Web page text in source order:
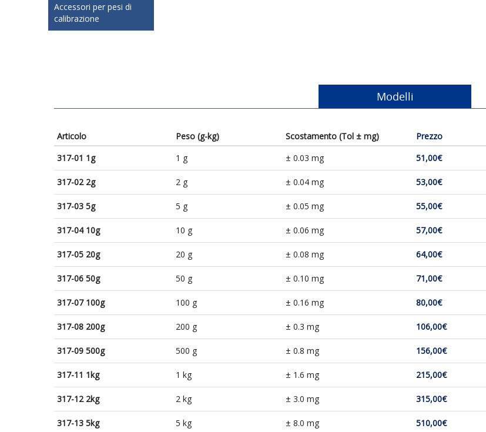
Accessori per pesi di
calibrazione
Modelli
Articolo Peso (g-kg) Scostamento (Tol ± mg) Prezzo
317-01 1g
1 g ± 0.03 mg 51,00€
317-02 2g 2 g ± 0.04 mg 53,00€
317-03 5g 5 g ± 0.05 mg 55,00€
317-04 10g 10 g ± 0.06 mg 57,00€
317-05 20g 20 g ± 0.08 mg 64,00€
317-06 50g 50 g ± 0.10 mg 71,00€
317-07 100g 100 g ± 0.16 mg 80,00€
317-08 200g 200 g ± 0.3 mg 106,00€
317-09 500g 500 g ± 0.8 mg 156,00€
317-11 1kg 1 kg ± 1.6 mg 215,00€
317-12 2kg 2 kg ± 3.0 mg 315,00€
317-13 5kg 5 kg ± 8.0 mg 510,00€